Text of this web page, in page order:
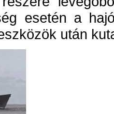
esetén a
után